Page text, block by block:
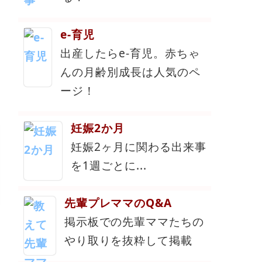
e-育児
出産したらe-育児。赤ちゃ
んの月齢別成長は人気のペ
ージ！
妊娠2か月
妊娠2ヶ月に関わる出来事
を1週ごとに...
先輩プレママのQ&A
掲示板での先輩ママたちの
やり取りを抜粋して掲載